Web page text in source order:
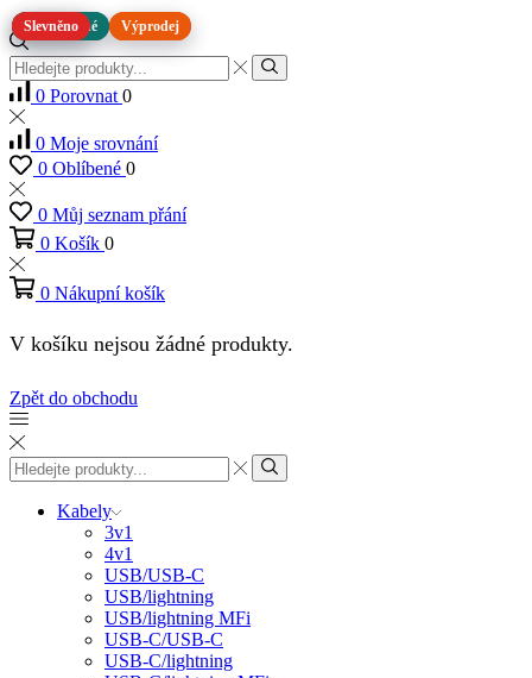
Vstup
pro
vyhledávání
Hledat
0 Porovnat 0
0 Moje srovnání
0 Oblíbené 0
0 Můj seznam přání
0 Košík 0
0 Nákupní košík
V košíku nejsou žádné produkty.
Zpět do obchodu
Vstup
pro
vyhledávání
Hledat
Kabely
3v1
4v1
USB/USB-C
USB/lightning
USB/lightning MFi
USB-C/USB-C
USB-C/lightning
Slevněno
Repasované Výprodej
Repasované Výprodej
Slevněno